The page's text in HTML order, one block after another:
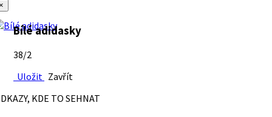
Bílé adidasky
38/2
Uložit Zavřít
KDE TO SEHNAT